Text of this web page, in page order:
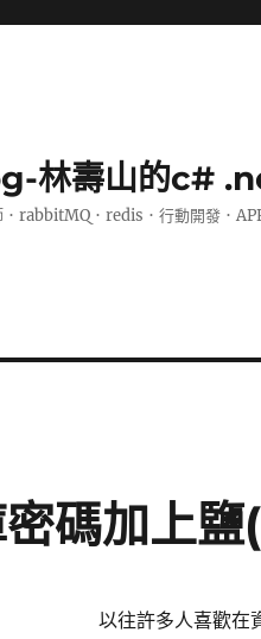
林壽山的c#
rabbitMQ．redis．行動開發．
碼加上
以往許多人喜歡在